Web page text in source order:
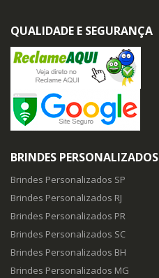
QUALIDADE E SEGURANÇA
BRINDES PERSONALIZADOS
Brindes Personalizados SP
Brindes Personalizados RJ
Brindes Personalizados PR
Brindes Personalizados SC
Brindes Personalizados BH
Brindes Personalizados MG